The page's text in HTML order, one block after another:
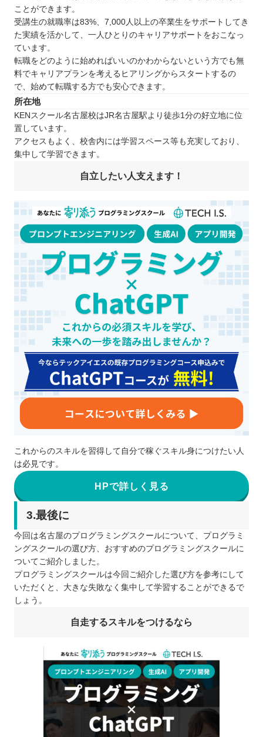
ことができます。
受講生の就職率は83%、7,000人以上の卒業生をサポートしてき
た実績を活かして、一人ひとりのキャリアサポートをおこなっ
ています。
転職をどのように始めればいいのかわからないという方でも無
料でキャリアプランを考えるヒアリングからスタートするの
で、始めて転職する方でも安心できます。
所在地
KENスクール名古屋校はJR名古屋駅より徒歩1分の好立地に位
置しています。
アクセスもよく、校舎内には学習スペース等も充実しており、
集中して学習できます。
自立したい人支えます！
これからのスキルを習得して自分で稼ぐスキル身につけたい人
は必見です。
HPで詳しく見る
3.最後に
今回は名古屋のプログラミングスクールについて、プログラミ
ングスクールの選び方、おすすめのプログラミングスクールに
ついてご紹介しました。
プログラミングスクールは今回ご紹介した選び方を参考にして
いただくと、大きな失敗なく集中して学習することができるで
しょう。
自走するスキルをつけるなら